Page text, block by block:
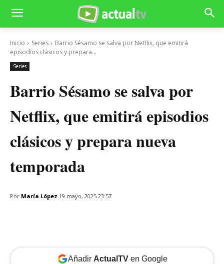
Inicio Series
Barrio Sésamo se salva por Netflix, que emitirá
episodios clásicos y prepara...
Series
Barrio Sésamo se salva por
Netflix, que emitirá episodios
clásicos y prepara nueva
temporada
Por María López 19 mayo, 2025 23:57
Añadir ActualTVen Google